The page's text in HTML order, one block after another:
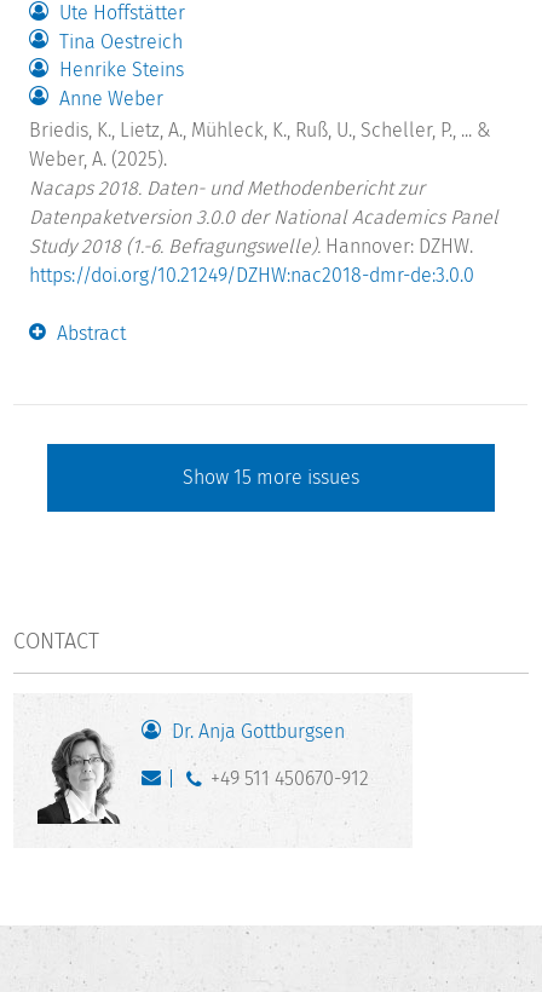
Ute Hoffstätter
Tina Oestreich
Henrike Steins
Anne Weber
Briedis, K., Lietz, A., Mühleck, K., Ruß, U., Scheller, P., ... &
Weber, A. (2025).
Nacaps 2018. Daten- und Methodenbericht zur
Datenpaketversion 3.0.0 der National Academics Panel
Study 2018 (1.-6. Befragungswelle). Hannover: DZHW.
https://doi.org/10.21249/DZHW:nac2018-dmr-de:3.0.0
Abstract
Show 15 more issues
CONTACT
Dr. Anja Gottburgsen
+49 511 450670-912